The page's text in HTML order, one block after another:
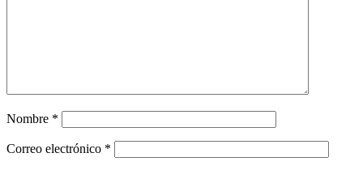
Nombre *
Correo electrónico *